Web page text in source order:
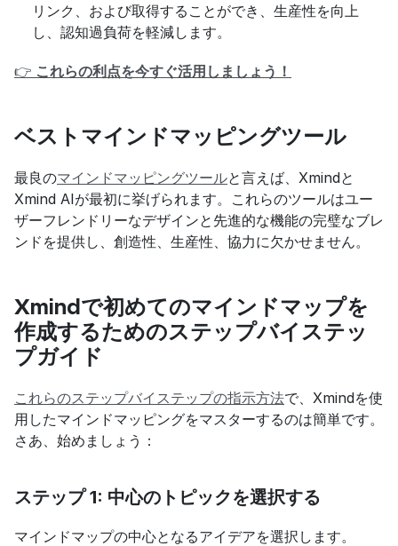
リンク、および取得することができ、生産性を向上
し、認知過負荷を軽減します。
👉 これらの利点を今すぐ活用しましょう！
ベストマインドマッピングツール
最良のマインドマッピングツールと言えば、Xmindと
Xmind AIが最初に挙げられます。これらのツールはユー
ザーフレンドリーなデザインと先進的な機能の完璧なブレ
ンドを提供し、創造性、生産性、協力に欠かせません。
Xmindで初めてのマインドマップを
作成するためのステップバイステッ
プガイド
これらのステップバイステップの指示方法で、Xmindを使
用したマインドマッピングをマスターするのは簡単です。
さあ、始めましょう：
ステップ 1: 中心のトピックを選択する
マインドマップの中心となるアイデアを選択します。